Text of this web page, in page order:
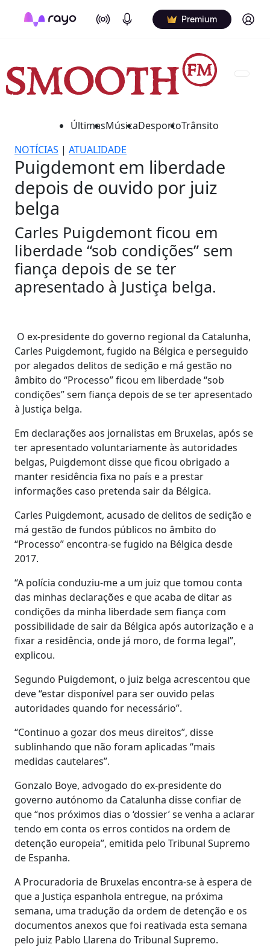
On Air Podcasts Premium Log in
ÚltimasMúsicaDesportoTrânsito
NOTÍCIAS | ATUALIDADE
Puigdemont em liberdade
depois de ouvido por juiz
belga
Carles Puigdemont ficou em
liberdade “sob condições” sem
fiança depois de se ter
apresentado à Justiça belga.
O ex-presidente do governo regional da Catalunha,
Carles Puigdemont, fugido na Bélgica e perseguido
por alegados delitos de sedição e má gestão no
âmbito do “Processo” ficou em liberdade “sob
condições” sem fiança depois de se ter apresentado
à Justiça belga.
Em declarações aos jornalistas em Bruxelas, após se
ter apresentado voluntariamente às autoridades
belgas, Puigdemont disse que ficou obrigado a
manter residência fixa no país e a prestar
informações caso pretenda sair da Bélgica.
Carles Puigdemont, acusado de delitos de sedição e
má gestão de fundos públicos no âmbito do
“Processo” encontra-se fugido na Bélgica desde
2017.
“A polícia conduziu-me a um juiz que tomou conta
das minhas declarações e que acaba de ditar as
condições da minha liberdade sem fiança com
possibilidade de sair da Bélgica após autorização e a
fixar a residência, onde já moro, de forma legal”,
explicou.
Segundo Puigdemont, o juiz belga acrescentou que
deve “estar disponível para ser ouvido pelas
autoridades quando for necessário”.
“Continuo a gozar dos meus direitos”, disse
sublinhando que não foram aplicadas “mais
medidas cautelares”.
Gonzalo Boye, advogado do ex-presidente do
governo autónomo da Catalunha disse confiar de
que “nos próximos dias o ‘dossier’ se venha a aclarar
tendo em conta os erros contidos na ordem de
detenção europeia”, emitida pelo Tribunal Supremo
de Espanha.
A Procuradoria de Bruxelas encontra-se à espera de
que a Justiça espanhola entregue, na próxima
semana, uma tradução da ordem de detenção e os
documentos anexos que foi reativada esta semana
pelo juiz Pablo Llarena do Tribunal Supremo.